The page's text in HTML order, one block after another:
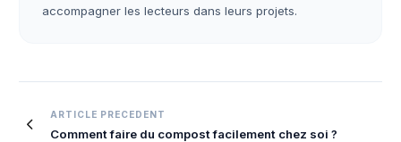
accompagner les lecteurs dans leurs projets.
Navigation
ARTICLE PRECEDENT
Comment faire du compost facilement chez soi ?